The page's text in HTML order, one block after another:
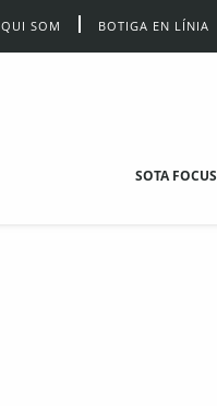
QUI SOM BOTIGA EN LÍNIA
SOTA FOCUS